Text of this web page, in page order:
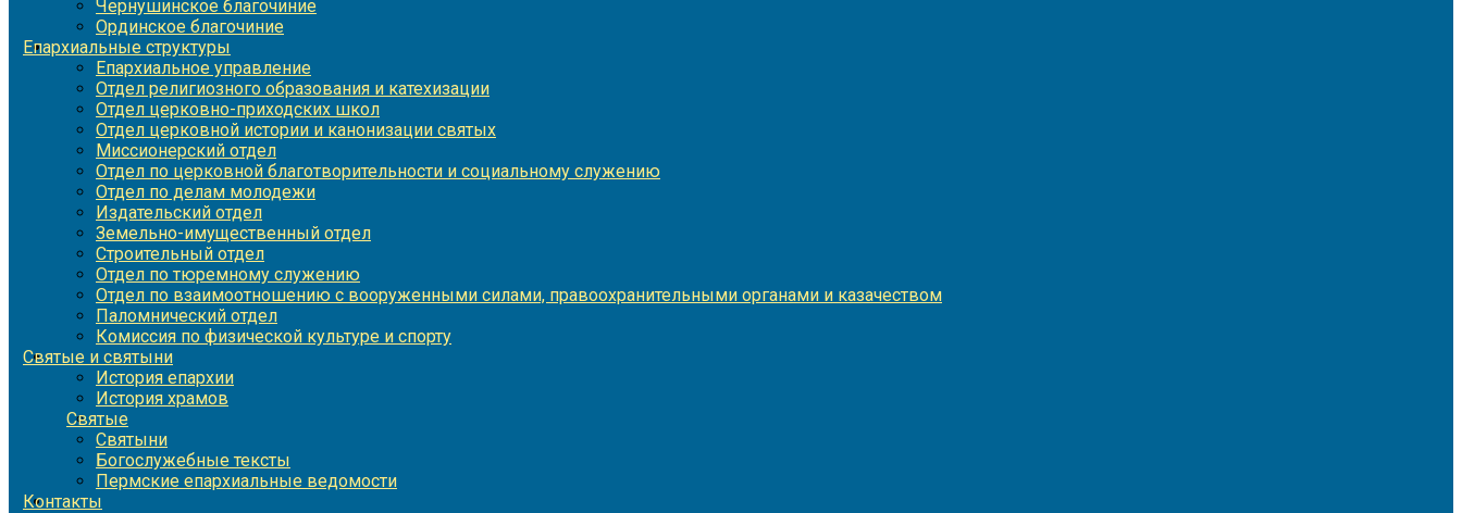
Чернушинское благочиние
Ординское благочиние
Епархиальные структуры
Епархиальное управление
Отдел религиозного образования и катехизации
Отдел церковно-приходских школ
Отдел церковной истории и канонизации святых
Миссионерский отдел
Отдел по церковной благотворительности и социальному служению
Отдел по делам молодежи
Издательский отдел
Земельно-имущественный отдел
Строительный отдел
Отдел по тюремному служению
Отдел по взаимоотношению с вооруженными силами, правоохранительными органами и казачеством
Паломнический отдел
Комиссия по физической культуре и спорту
Святые и святыни
История епархии
История храмов
Святые
Святыни
Богослужебные тексты
Пермские епархиальные ведомости
Контакты